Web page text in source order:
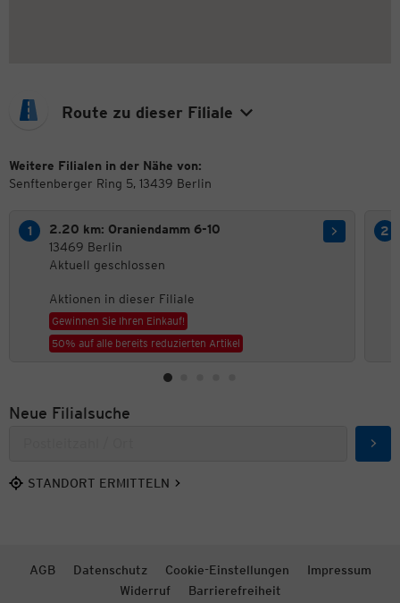
Route zu dieser Filiale
Weitere Filialen in der Nähe von:
Senftenberger Ring 5, 13439 Berlin
2.20 km: Oraniendamm 6-10
13469 Berlin
Aktuell geschlossen
Aktionen in dieser Filiale
Gewinnen Sie Ihren Einkauf!
50% auf alle bereits reduzierten Artikel
Neue Filialsuche
STANDORT ERMITTELN
AGB Datenschutz Cookie-Einstellungen
Impressum
Widerruf
Barrierefreiheit